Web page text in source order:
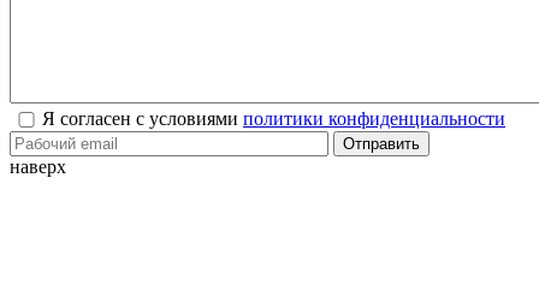
Я согласен с условиями политики конфиденциальности
Отправить
наверх